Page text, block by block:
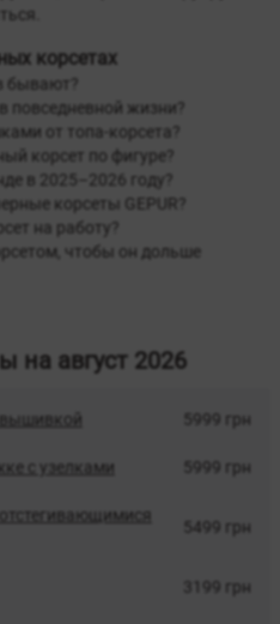
корсетах
бывают?
повседневной жизни?
от топа-корсета?
корсет по фигуре?
в 2025–2026 году?
корсеты GEPUR?
на работу?
чтобы он дольше
на август 2026
5999 грн
с узелками 5999 грн
5499 грн
3199 грн